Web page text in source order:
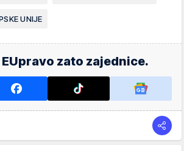
UNIJE
zato zajednice.